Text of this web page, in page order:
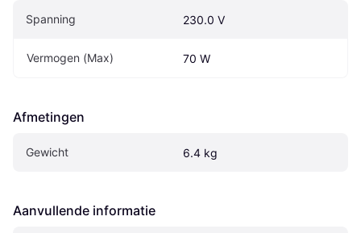
Spanning 230.0 V
Vermogen (Max) 70 W
Afmetingen
Gewicht 6.4 kg
Aanvullende informatie